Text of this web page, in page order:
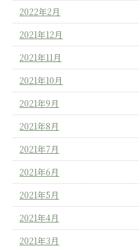
2022年2月
2021年12月
2021年11月
2021年10月
2021年9月
2021年8月
2021年7月
2021年6月
2021年5月
2021年4月
2021年3月